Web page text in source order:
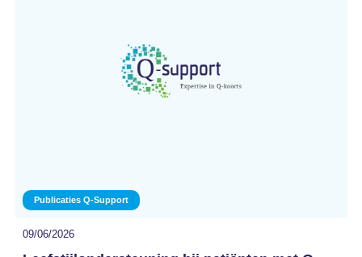
Publicaties Q-Support
09/06/2026